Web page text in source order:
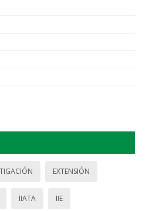
EXTENSIÓN
IIATA IIE